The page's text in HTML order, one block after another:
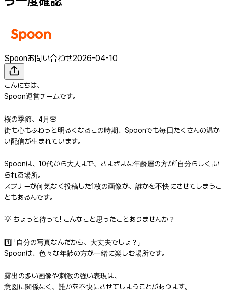
Spoonお問い合わせ2026-04-10
こんにちは、
Spoon運営チームです。
桜の季節、4月🌸
街も心もふわっと明るくなるこの時期、Spoonでも毎日たくさんの温か
い配信が生まれています。
Spoonは、10代から大人まで、さまざまな年齢層の方が「自分らしく」い
られる場所。
スプナーが何気なく投稿した1枚の画像が、誰かを不快にさせてしまうこ
ともあるんです。
💡 ちょっと待って! こんなこと思ったことありませんか？
1️⃣ 「自分の写真なんだから、大丈夫でしょ？」
Spoonは、色々な年齢の方が一緒に楽しむ場所です。
露出の多い画像や刺激の強い表現は、
意図に関係なく、誰かを不快にさせてしまうことがあります。